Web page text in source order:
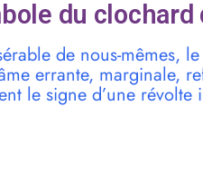
du
de nous-mêmes,
errante, marginale,
le signe d’une